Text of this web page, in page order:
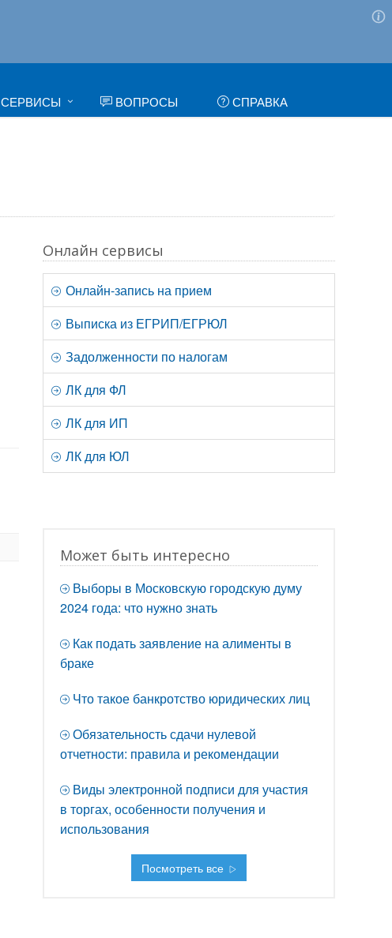
СЕРВИСЫ ВОПРОСЫ СПРАВКА
Онлайн сервисы
Онлайн-запись на прием
Выписка из ЕГРИП/ЕГРЮЛ
Задолженности по налогам
ЛК для ФЛ
ЛК для ИП
ЛК для ЮЛ
Может быть интересно
Выборы в Московскую городскую думу
2024 года: что нужно знать
Как подать заявление на алименты в
браке
Что такое банкротство юридических лиц
Обязательность сдачи нулевой
отчетности: правила и рекомендации
Виды электронной подписи для участия
в торгах, особенности получения и
использования
Посмотреть все